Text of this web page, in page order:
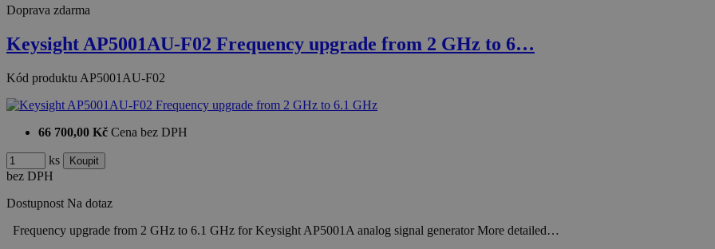
Doprava zdarma
Keysight AP5001AU-F02 Frequency upgrade from 2 GHz to 6…
Kód produktu AP5001AU-F02
66 700,00 Kč Cena bez DPH
ks
bez DPH
Dostupnost Na dotaz
Frequency upgrade from 2 GHz to 6.1 GHz for Keysight AP5001A analog signal generator More detailed…